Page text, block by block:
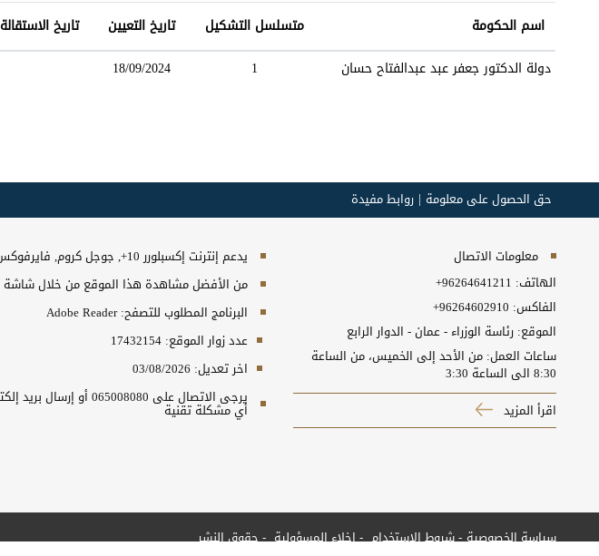
اسم الحكومة متسلسل التشكيل تاريخ التعيين تاريخ الاستقالة
دولة الدكتور جعفر عبد عبدالفتاح حسان
1
18/09/2024
حق الحصول على معلومة روابط مفيدة
معلومات الاتصال
الهاتف: +96264641211
الفاكس: +96264602910
الموقع: رئاسة الوزراء - عمان - الدوار الرابع
ساعات العمل: من الأحد إلى الخميس، من الساعة
8:30 الى الساعة 3:30
اقرأ المزيد
يدعم إنترنت إكسبلورر 10+, جوجل كروم, فايرفوكس, سفاري
من الأفضل مشاهدة هذا الموقع من خلال شاشة 768 × 1366
البرنامج المطلوب للتصفح: Adobe Reader
عدد زوار الموقع: 17432154
اخر تعديل: 03/08/2026
أي مشكلة تقنية
سياسة الخصوصية شروط الاستخدام إخلاء المسؤولية حقوق النشر